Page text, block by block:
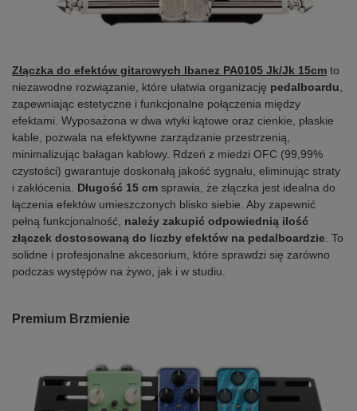
Złączka do efektów gitarowych Ibanez PA0105 Jk/Jk 15cm to
niezawodne rozwiązanie, które ułatwia organizację pedalboardu,
zapewniając estetyczne i funkcjonalne połączenia między
efektami. Wyposażona w dwa wtyki kątowe oraz cienkie, płaskie
kable, pozwala na efektywne zarządzanie przestrzenią,
minimalizując bałagan kablowy. Rdzeń z miedzi OFC (99,99%
czystości) gwarantuje doskonałą jakość sygnału, eliminując straty
i zakłócenia. Długość 15 cm sprawia, że złączka jest idealna do
łączenia efektów umieszczonych blisko siebie. Aby zapewnić
pełną funkcjonalność, należy zakupić odpowiednią ilość
złączek dostosowaną do liczby efektów na pedalboardzie. To
solidne i profesjonalne akcesorium, które sprawdzi się zarówno
podczas występów na żywo, jak i w studiu.
Premium Brzmienie